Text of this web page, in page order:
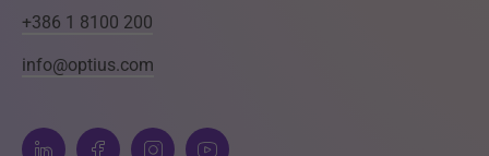
+386 1 8100 200
info@optius.com